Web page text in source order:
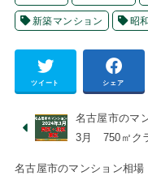
新築マンション 昭
ツイート シェア
名古屋市のマ
3月 750㎡ク
名古屋市のマンション相